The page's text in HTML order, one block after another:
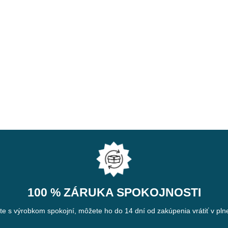
100 % ZÁRUKA SPOKOJNOSTI
s výrobkom spokojní, môžete ho do 14 dní od zakúpenia vrátiť v